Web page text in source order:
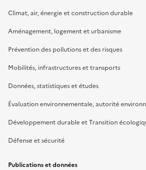
Climat, air, énergie et construction durable
Aménagement, logement et urbanisme
Prévention des pollutions et des risques
Mobilités, infrastructures et transports
Données, statistiques et études
Évaluation environnementale, autorité
Développement durable et Transition
Défense et sécurité
Publications et données